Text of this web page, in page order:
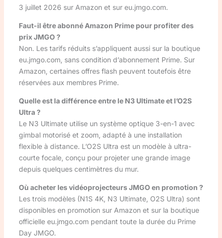
3 juillet 2026 sur Amazon et sur eu.jmgo.com.
Faut-il être abonné Amazon Prime pour profiter des
prix JMGO ?
Non. Les tarifs réduits s’appliquent aussi sur la boutique
eu.jmgo.com, sans condition d’abonnement Prime. Sur
Amazon, certaines offres flash peuvent toutefois être
réservées aux membres Prime.
Quelle est la différence entre le N3 Ultimate et l’O2S
Ultra ?
Le N3 Ultimate utilise un système optique 3-en-1 avec
gimbal motorisé et zoom, adapté à une installation
flexible à distance. L’O2S Ultra est un modèle à ultra-
courte focale, conçu pour projeter une grande image
depuis quelques centimètres du mur.
Où acheter les vidéoprojecteurs JMGO en promotion ?
Les trois modèles (N1S 4K, N3 Ultimate, O2S Ultra) sont
disponibles en promotion sur Amazon et sur la boutique
officielle eu.jmgo.com pendant toute la durée du Prime
Day JMGO.